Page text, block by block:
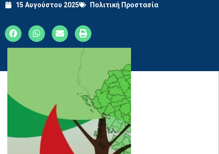
15 Αυγούστου 2025 Πολιτική Προστασία